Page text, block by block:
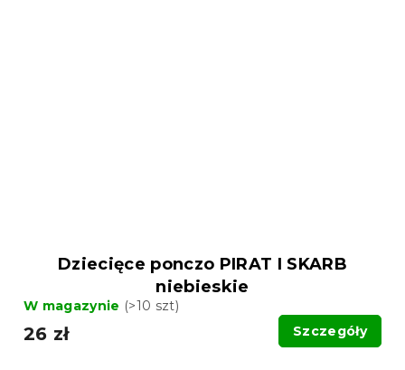
Dziecięce ponczo PIRAT I SKARB
niebieskie
W magazynie (>10 szt)
26 zł Szczegóły